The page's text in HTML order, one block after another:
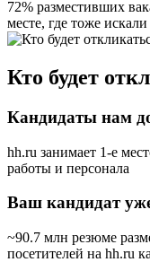
72% разместивших
месте, где тоже искали
Кто будет
Кандидаты нам
hh.ru занимает 1-е
работы и персонала
Ваш кандидат
~90.7 млн резюме
посетителей на hh.ru